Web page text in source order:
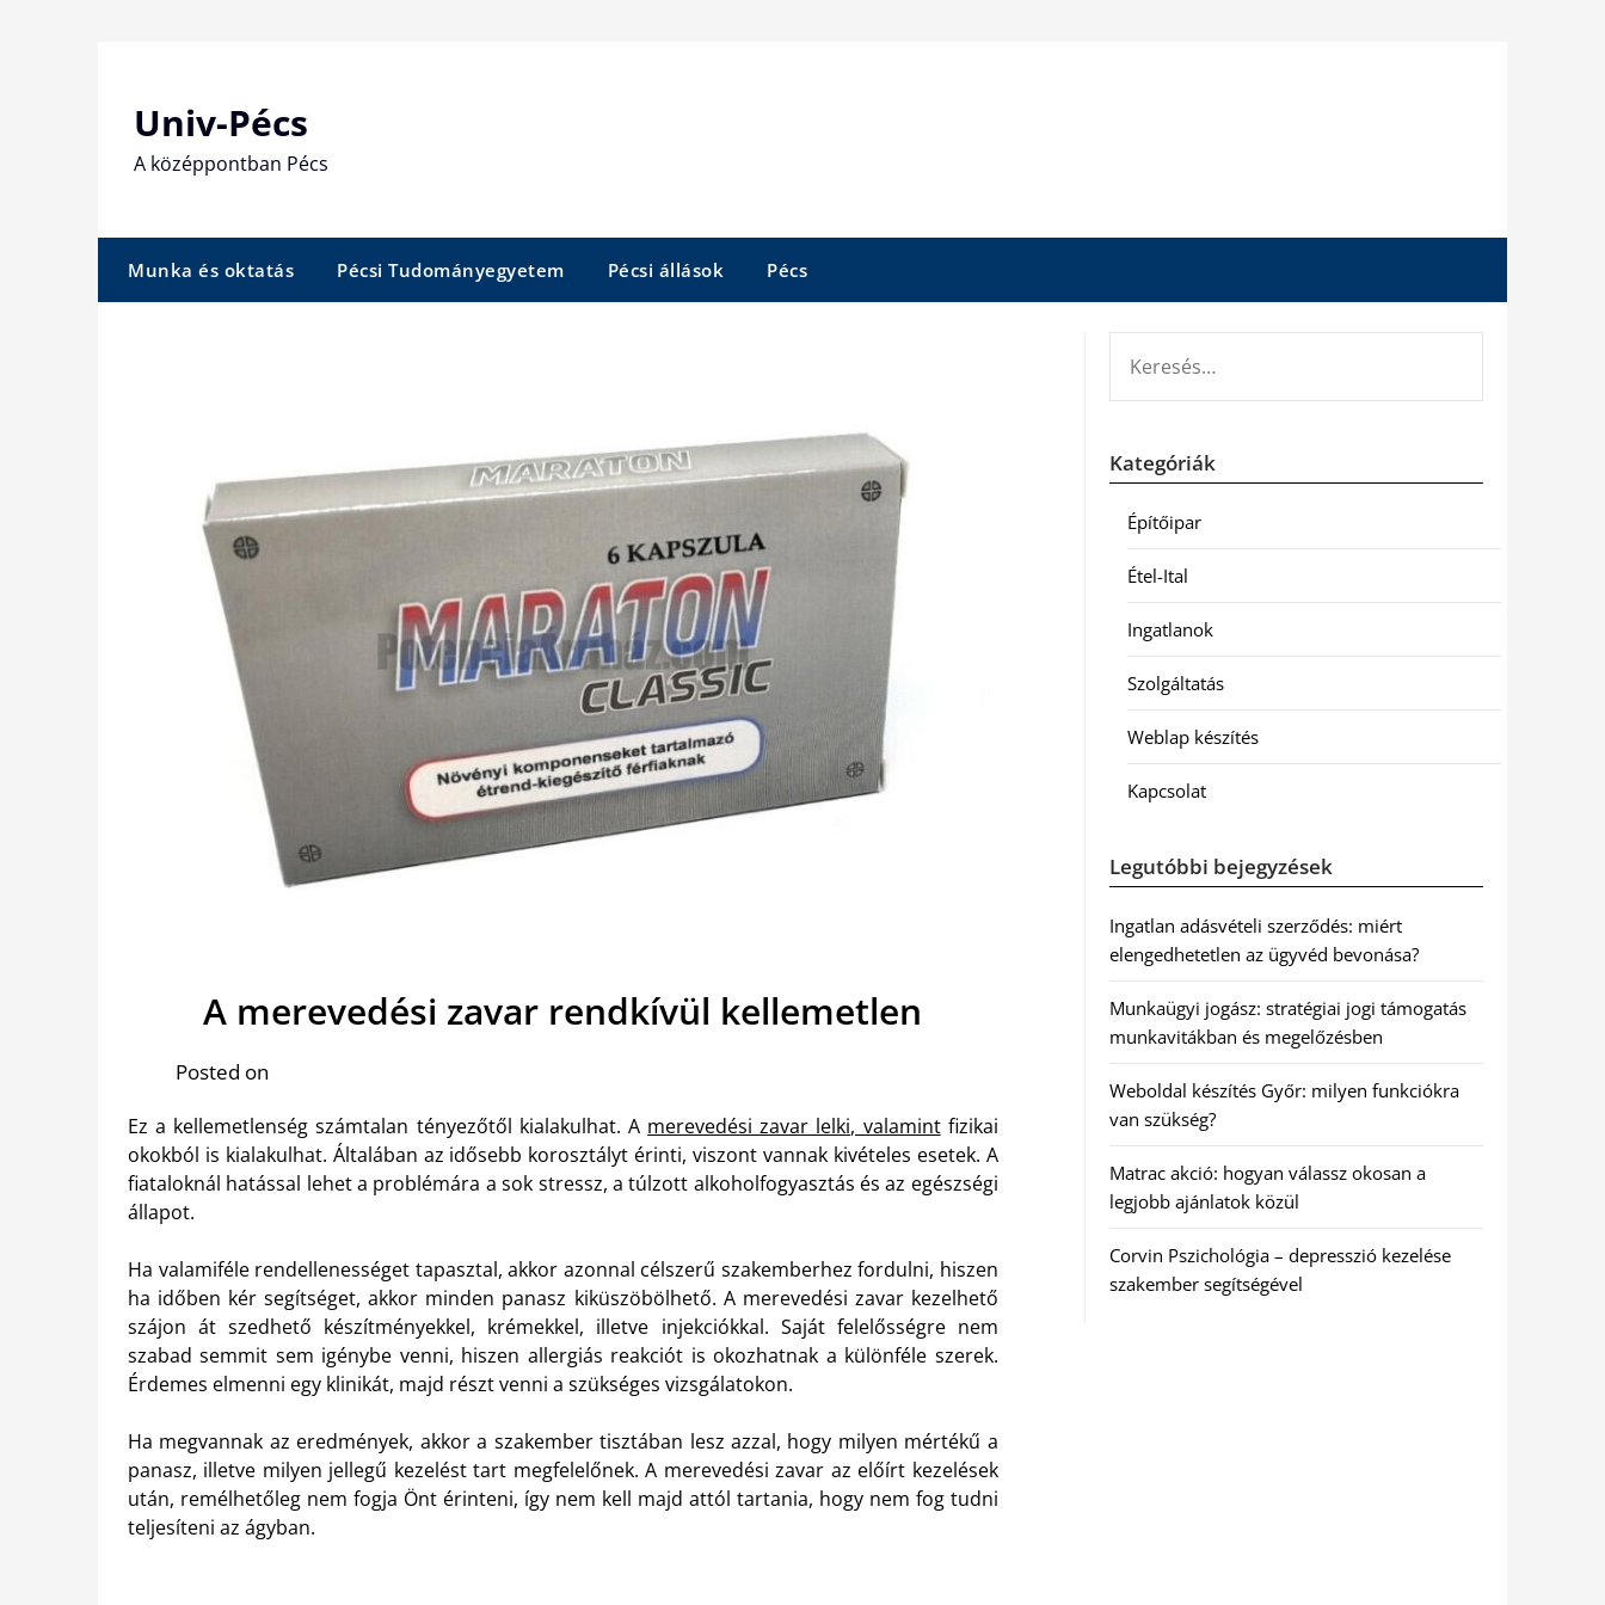
Univ-Pécs
A középpontban Pécs
Munka és oktatás Pécsi Tudományegyetem Pécsi állások Pécs
A merevedési zavar rendkívül kellemetlen
Posted on
Ez a kellemetlenség számtalan tényezőtől kialakulhat. A merevedési zavar lelki, valamintfizikai
okokból is kialakulhat. Általában az idősebb korosztályt érinti, viszont vannak kivételes esetek. A
fiataloknál hatással lehet a problémára a sok stressz, a túlzott alkoholfogyasztás és az egészségi
állapot.
Ha valamiféle rendellenességet tapasztal, akkor azonnal célszerű szakemberhez fordulni, hiszen
ha időben kér segítséget, akkor minden panasz kiküszöbölhető. A merevedési zavar kezelhető
szájon át szedhető készítményekkel, krémekkel, illetve injekciókkal. Saját felelősségre nem
szabad semmit sem igénybe venni, hiszen allergiás reakciót is okozhatnak a különféle szerek.
Érdemes elmenni egy klinikát, majd részt venni a szükséges vizsgálatokon.
Ha megvannak az eredmények, akkor a szakember tisztában lesz azzal, hogy milyen mértékű a
panasz, illetve milyen jellegű kezelést tart megfelelőnek. A merevedési zavar az előírt kezelések
után, remélhetőleg nem fogja Önt érinteni, így nem kell majd attól tartania, hogy nem fog tudni
teljesíteni az ágyban.
Kategóriák
Építőipar
Étel-Ital
Ingatlanok
Szolgáltatás
Weblap készítés
Kapcsolat
Legutóbbi bejegyzések
Ingatlan adásvételi szerződés: miért
elengedhetetlen az ügyvéd bevonása?
Munkaügyi jogász: stratégiai jogi támogatás
munkavitákban és megelőzésben
Weboldal készítés Győr: milyen funkciókra
van szükség?
Matrac akció: hogyan válassz okosan a
legjobb ajánlatok közül
Corvin Pszichológia – depresszió kezelése
szakember segítségével